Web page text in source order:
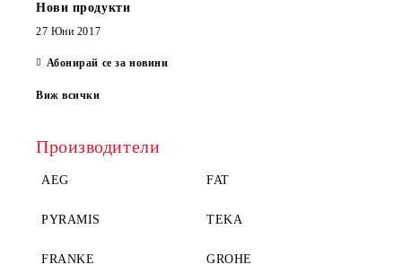
Нови продукти
27 Юни 2017
Абонирай се за новини
Виж всички
Производители
AEG FAT
PYRAMIS TEKA
FRANKE GROHE